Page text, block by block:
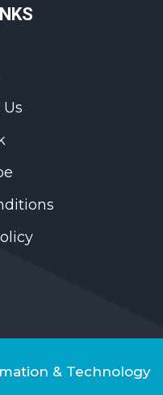
& Technology